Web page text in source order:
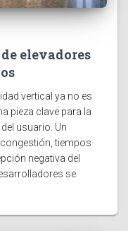
elevadores
vertical ya no es
pieza clave para la
usuario. Un
tiempos
negativa del
se